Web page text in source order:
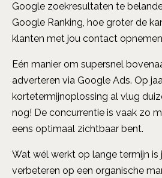
Google zoekresultaten te
Google Ranking, hoe groter de
klanten met jou contact
Eén manier om supersnel
adverteren via Google Ads. Op
kortetermijnoplossing al vlug
nog! De concurrentie is vaak zo
eens optimaal zichtbaar bent.
Wat wél werkt op lange termijn is
verbeteren op een organische